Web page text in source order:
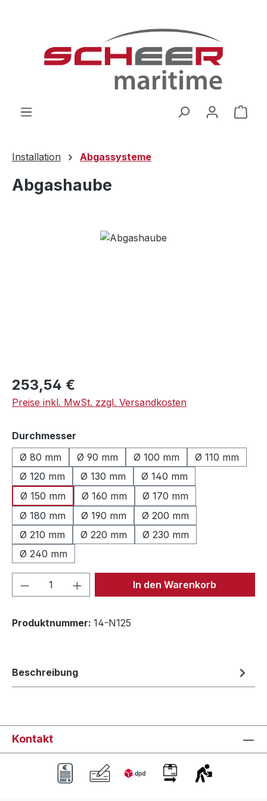
Installation Abgassysteme
Abgashaube
Bildergalerie überspringen
Regulärer Preis:
253,54 €
Preise inkl. MwSt. zzgl. Versandkosten
Durchmesser
Ø 80 mm
Ø 90 mm Ø 100 mm
Ø 110 mm
Ø 120 mm
Ø 130 mm
Ø 140 mm
Ø 150 mm
Ø 160 mm
Ø 170 mm
Ø 180 mm
Ø 190 mm
Ø 200 mm
Ø 210 mm
Ø 220 mm
Ø 230 mm
Ø 240 mm
Produkt Anzahl: Gib denIn den Warenkorb
Produktnummer: 14-N125
Beschreibung
Kontakt